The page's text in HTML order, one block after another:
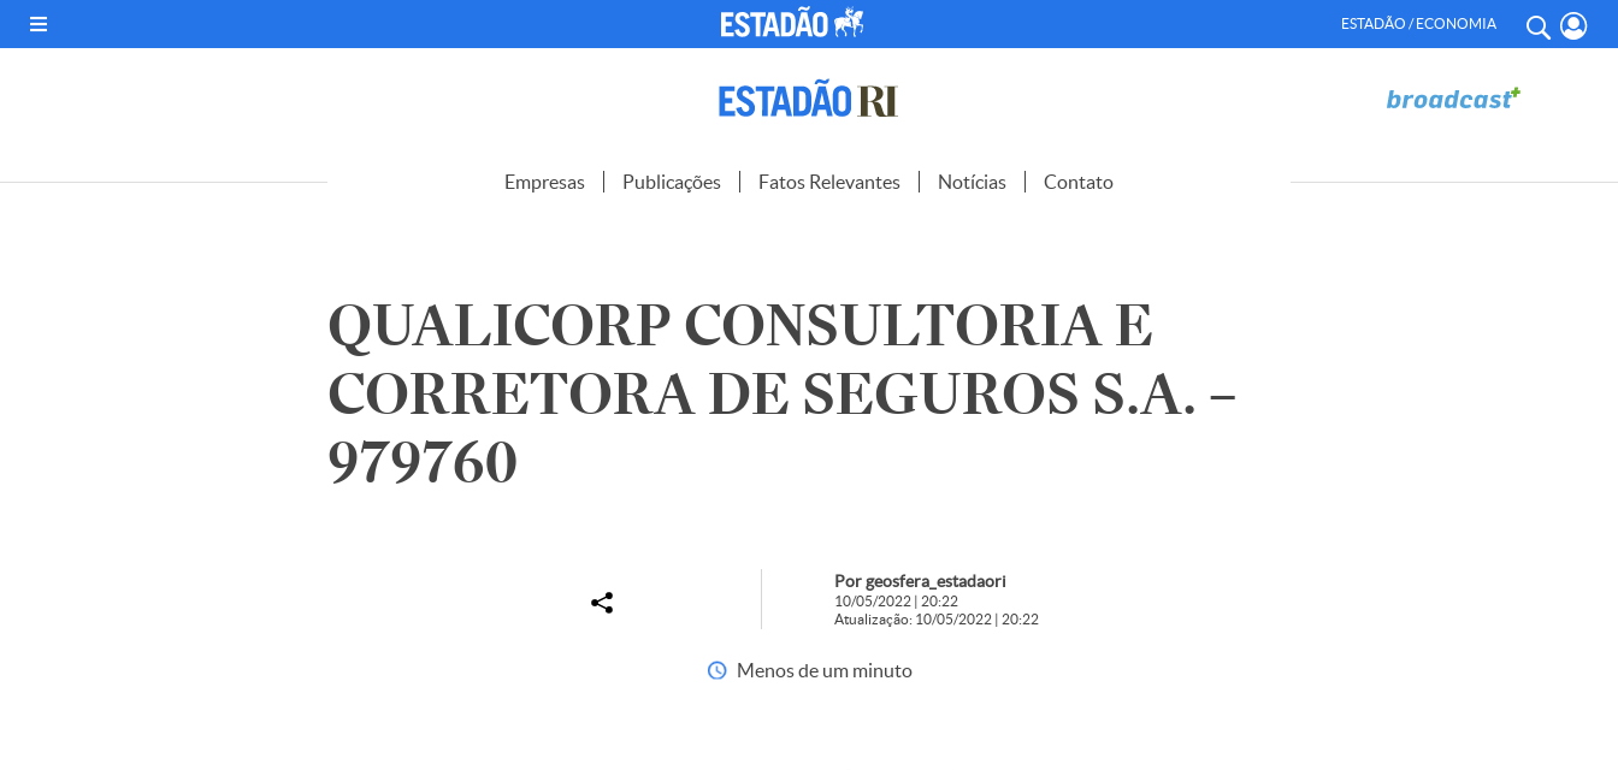
ESTADÃO / ECONOMIA
Empresas Publicações Fatos Relevantes Notícias Contato
QUALICORP CONSULTORIA E
CORRETORA DE SEGUROS S.A. –
979760
Por geosfera_estadaori
10/05/2022 | 20:22
Atualização: 10/05/2022 | 20:22
Menos de um minuto